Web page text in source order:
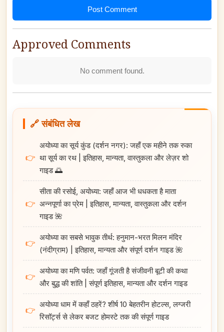
Post Comment
Approved Comments
No comment found.
🔗 संबंधित लेख
👉
अयोध्या का सूर्य कुंड (दर्शन नगर): जहाँ एक महीने तक रुका
था सूर्य का रथ | इतिहास, मान्यता, वास्तुकला और लेज़र शो
गाइड 🌅
👉
सीता की रसोई, अयोध्या: जहाँ आज भी धधकता है माता
अन्नपूर्णा का प्रेम | इतिहास, मान्यता, वास्तुकला और दर्शन
गाइड 🌺
👉
अयोध्या का सबसे भावुक तीर्थ: हनुमान-भरत मिलन मंदिर
(नंदीग्राम) | इतिहास, मान्यता और संपूर्ण दर्शन गाइड 🌺
👉
अयोध्या का मणि पर्वत: जहाँ गूंजती है संजीवनी बूटी की कथा
और बुद्ध की शांति | संपूर्ण इतिहास, मान्यता और दर्शन गाइड
👉
अयोध्या धाम में कहाँ ठहरें? शीर्ष 10 बेहतरीन होटल्स, लग्जरी
रिसॉर्ट्स से लेकर बजट होमस्टे तक की संपूर्ण गाइड